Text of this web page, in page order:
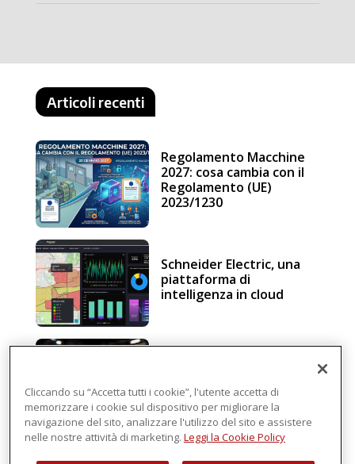
Articoli recenti
Regolamento Macchine
2027: cosa cambia con il
Regolamento (UE)
2023/1230
Schneider Electric, una
piattaforma di
intelligenza in cloud
Regolamento macchine
Cliccando su “Accetta tutti i cookie”, l'utente accetta di
memorizzare i cookie sul dispositivo per migliorare la
navigazione del sito, analizzare l'utilizzo del sito e assistere
nelle nostre attività di marketing. Leggi la Cookie Policy